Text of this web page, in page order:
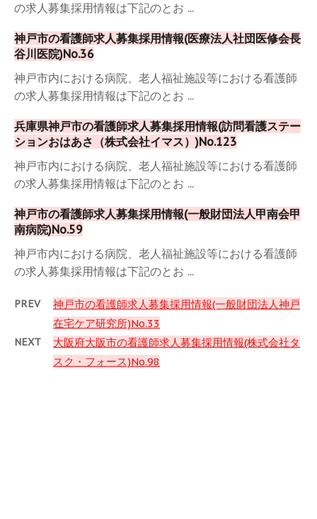
の求人募集採用情報は下記のとお ...
神戸市の看護師求人募集採用情報(医療法人社団医修会長
谷川医院)No.36
神戸市内における病院、老人福祉施設等における看護師
の求人募集採用情報は下記のとお ...
兵庫県神戸市の看護師求人募集採用情報(訪問看護ステー
ションおはあさ（株式会社イマス）)No.123
神戸市内における病院、老人福祉施設等における看護師
の求人募集採用情報は下記のとお ...
神戸市の看護師求人募集採用情報(一般財団法人甲南会甲
南病院)No.59
神戸市内における病院、老人福祉施設等における看護師
の求人募集採用情報は下記のとお ...
PREV
神戸市の看護師求人募集採用情報(一般財団法人神戸
在宅ケア研究所)No.33
NEXT
大阪府大阪市の看護師求人募集採用情報(株式会社タ
スク・フォース)No.98